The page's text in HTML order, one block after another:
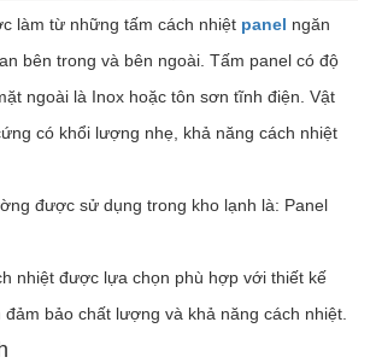
làm từ những tấm cách nhiệt panel ngăn
bên trong và bên ngoài. Tấm panel có độ
ngoài là Inox hoặc tôn sơn tĩnh điện. Vật
có khổi lượng nhẹ, khả năng cách nhiệt
được sử dụng trong kho lạnh là: Panel
nhiệt được lựa chọn phù hợp với thiết kế
bảo chất lượng và khả năng cách nhiệt.